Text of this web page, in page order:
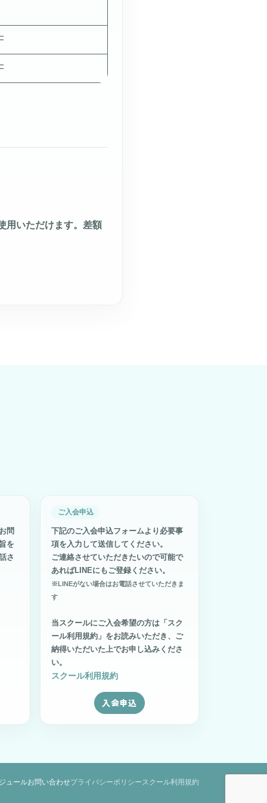
用いただけます。差額
問
を
さ
ご入会申込
下記のご入会申込フォームより必要事
項を入力して送信してください。
ご連絡させていただきたいので可能で
あればLINEにもご登録ください。
※LINEがない場合はお電話させていただきま
す
当スクールにご入会希望の方は「スク
ール利用規約」をお読みいただき、ご
納得いただいた上でお申し込みくださ
い。
スクール利用規約
入会申込
ュールお問い合わせプライバシーポリシースクール利用規約